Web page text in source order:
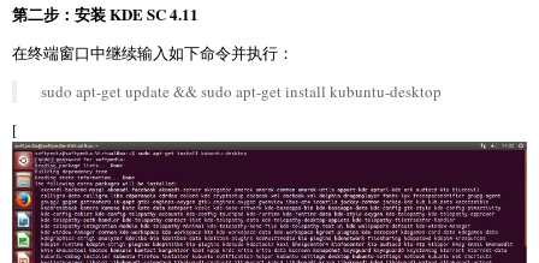
第二步：安装 KDE SC 4.11
在终端窗口中继续输入如下命令并执行：
sudo apt-get update && sudo apt-get install kubuntu-desktop
[